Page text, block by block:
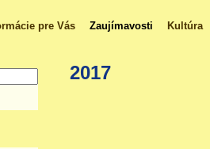
pre Vás Zaujímavosti Kultúra
2017